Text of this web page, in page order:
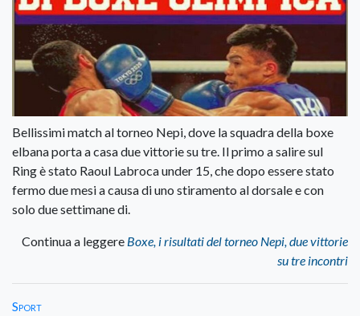
Bellissimi match al torneo Nepi, dove la squadra della boxe
elbana porta a casa due vittorie su tre. Il primo a salire sul
Ring è stato Raoul Labroca under 15, che dopo essere stato
fermo due mesi a causa di uno stiramento al dorsale e con
solo due settimane di.
Continua a leggere Boxe, i risultati del torneo Nepi, due vittorie
su tre incontri
Sport